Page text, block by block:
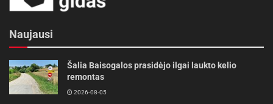
Naujausi
Šalia Baisogalos prasidėjo ilgai laukto kelio
remontas
2026-08-05